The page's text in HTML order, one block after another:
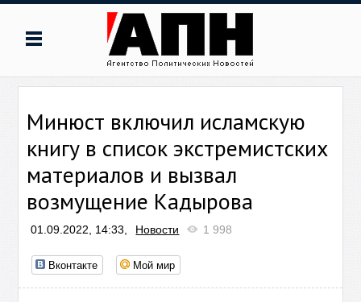
Минюст включил исламскую
книгу в список экстремистских
материалов и вызвал
возмущение Кадырова
01.09.2022, 14:33, Новости 1 998
Вконтакте Мой мир